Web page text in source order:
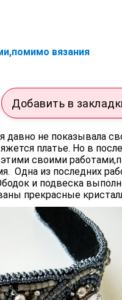
вязания
Добавить в
давно не показывала
платье. Но в
своими
Одна из последних
и подвеска
прекрасные